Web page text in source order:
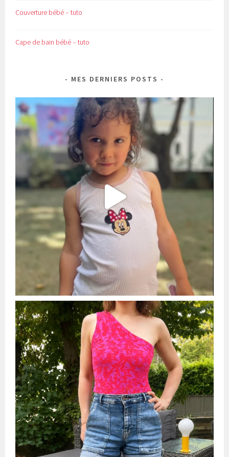
Couverture bébé – tuto
Cape de bain bébé – tuto
MES DERNIERS POSTS